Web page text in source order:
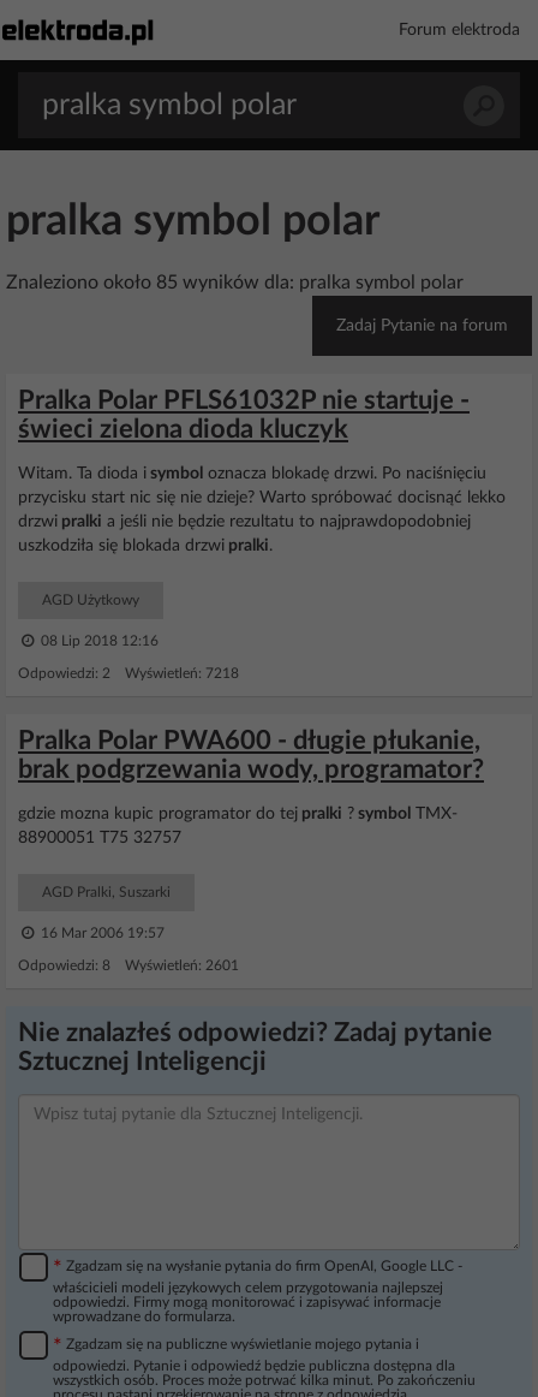
Forum elektroda
pralka symbol polar
Znaleziono około 85 wyników dla: pralka symbol polar
Zadaj Pytanie na forum
Pralka Polar PFLS61032P nie startuje -
świeci zielona dioda kluczyk
Witam. Ta dioda i symbol oznacza blokadę drzwi. Po naciśnięciu
przycisku start nic się nie dzieje? Warto spróbować docisnąć lekko
drzwi pralki a jeśli nie będzie rezultatu to najprawdopodobniej
uszkodziła się blokada drzwi pralki.
AGD Użytkowy
08 Lip 2018 12:16
Odpowiedzi: 2 Wyświetleń: 7218
Pralka Polar PWA600 - długie płukanie,
brak podgrzewania wody, programator?
gdzie mozna kupic programator do tej pralki ? symbol
TMX-
88900051 T75 32757
AGD Pralki, Suszarki
16 Mar 2006 19:57
Odpowiedzi: 8 Wyświetleń: 2601
Nie znalazłeś odpowiedzi? Zadaj pytanie
Sztucznej Inteligencji
* Zgadzam się na wysłanie pytania do firm OpenAI, Google LLC -
właścicieli modeli językowych celem przygotowania najlepszej
odpowiedzi. Firmy mogą monitorować i zapisywać informacje
wprowadzane do formularza.
* Zgadzam się na publiczne wyświetlanie mojego pytania i
odpowiedzi. Pytanie i odpowiedź będzie publiczna dostępna dla
wszystkich osób. Proces może potrwać kilka minut. Po zakończeniu